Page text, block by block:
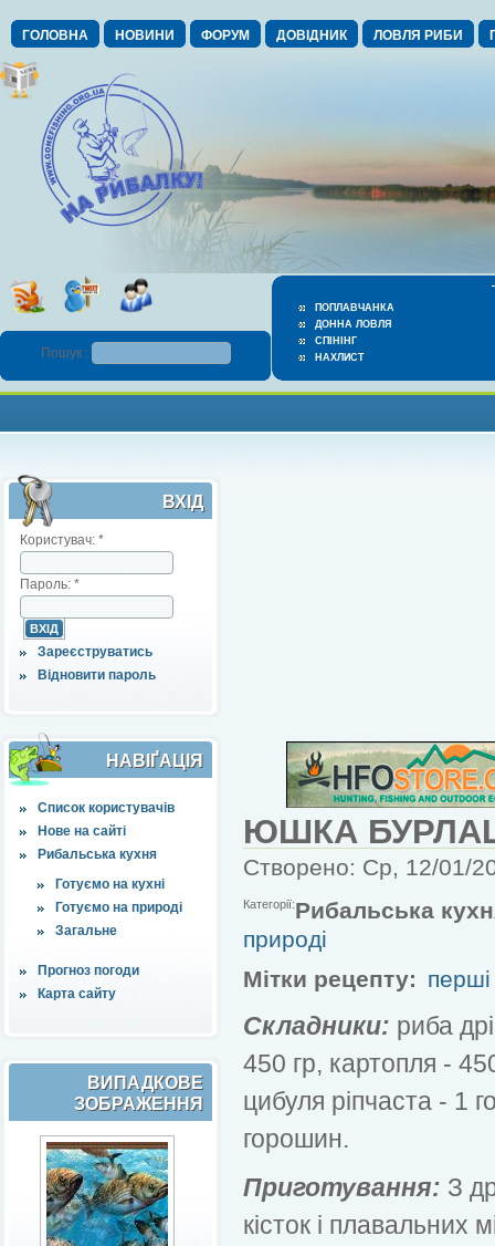
ГОЛОВНА НОВИНИ ФОРУМ ДОВІДНИК ЛОВЛЯ РИБИ
ПОПЛАВЧАНКА
ДОННА ЛОВЛЯ
СПІНІНГ
НАХЛИСТ
Пошук :
ВХІД
Користувач: *
Пароль: *
Зареєструватись
Відновити пароль
НАВІҐАЦІЯ
Список користувачів
Нове на сайті
Рибальська кухня
Готуємо на кухні
Готуємо на природі
Загальне
Прогноз погоди
Карта сайту
ВИПАДКОВЕ
ЗОБРАЖЕННЯ
ЮШКА
Створено: Ср, 12/01/
Категорії:Рибальська
природі
Мітки рецепту:
Складники: риба
450 гр, картопля -
цибуля ріпчаста - 1
горошин.
Приготування: З
кісток і плавальних